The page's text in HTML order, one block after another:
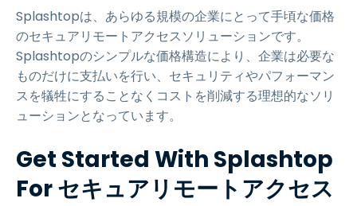
Splashtopは、あらゆる規模の企業にとって手頃な価格
のセキュアリモートアクセスソリューションです。
Splashtopのシンプルな価格構造により、企業は必要な
ものだけに支払いを行い、セキュリティやパフォーマン
スを犠牲にすることなくコストを削減する理想的なソリ
ューションとなっています。
Get Started With Splashtop
For セキュアリモートアクセス